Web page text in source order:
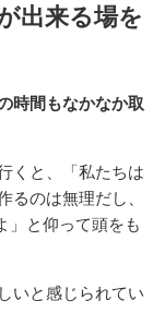
出来る場を
時間もなかなか取
くと、「私たちは
のは無理だし、
」と仰って頭をも
いと感じられてい